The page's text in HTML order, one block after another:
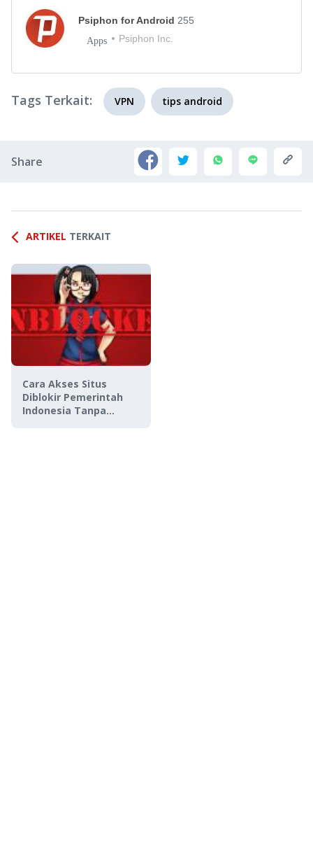
Psiphon for Android 255
Apps Psiphon Inc.
Tags Terkait: VPN tips android
Share
ARTIKEL TERKAIT
Cara Akses Situs
Diblokir Pemerintah
Indonesia Tanpa